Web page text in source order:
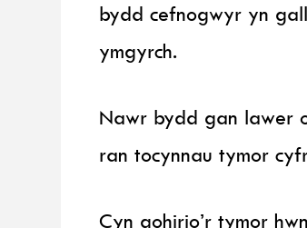
bydd cefnogwyr yn
ymgyrch.
Nawr bydd gan lawer
ran tocynnau tymor
Cyn gohirio’r tymor